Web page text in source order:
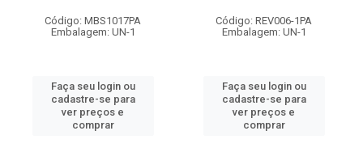
Código: MBS1017PA
Embalagem: UN-1
Faça seu login ou
cadastre-se para
ver preços e
comprar
Código: REV006-1PA
Embalagem: UN-1
Faça seu login ou
cadastre-se para
ver preços e
comprar